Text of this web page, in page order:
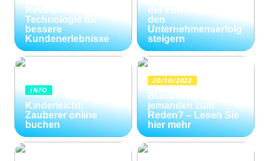
Revolutionäre
Technologie für
bessere
Kundenerlebnisse
der Führungskräfte
den
Unternehmenserfolg
steigern
INFO
Kinderleicht:
Zauberer online
buchen
20/10/2022
Brauchen Sie
jemanden zum
Reden? – Lesen Sie
hier mehr